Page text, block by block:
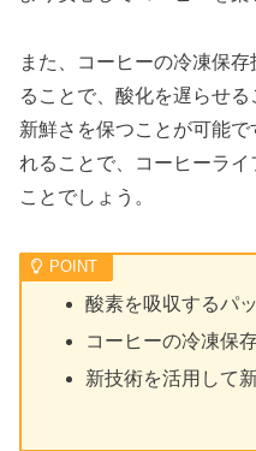
また、コーヒーの冷凍保
ることで、酸化を遅らせ
新鮮さを保つことが可能
れることで、コーヒーラ
ことでしょう。
酸素を吸収するパ
コーヒーの冷凍保
新技術を活用して